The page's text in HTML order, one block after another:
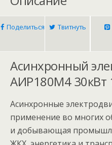
Поделиться Твитнуть
Асинхронный
АИР180M4 30кВт
Асинхронные
применение во многих
и добывающая